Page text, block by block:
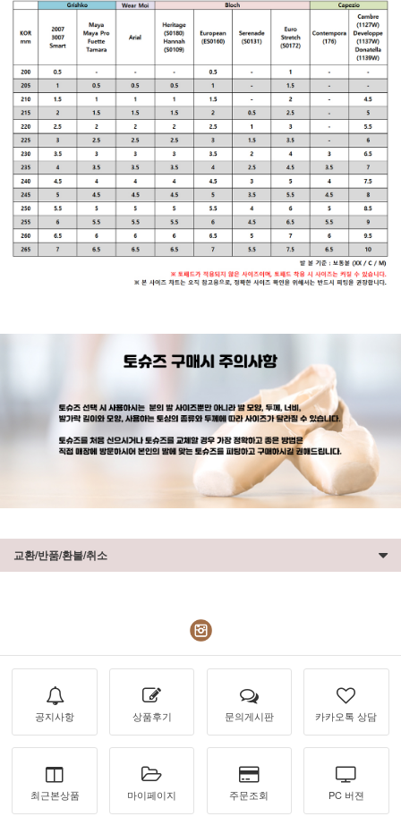
교환/반품/환불/취소
공지사항 상품후기 문의게시판 카카오톡 상담
최근본상품 마이페이지 주문조회 PC 버젼